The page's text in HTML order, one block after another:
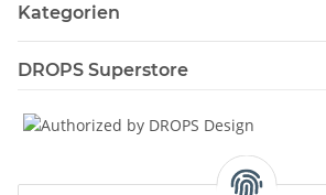
Kategorien
DROPS Superstore